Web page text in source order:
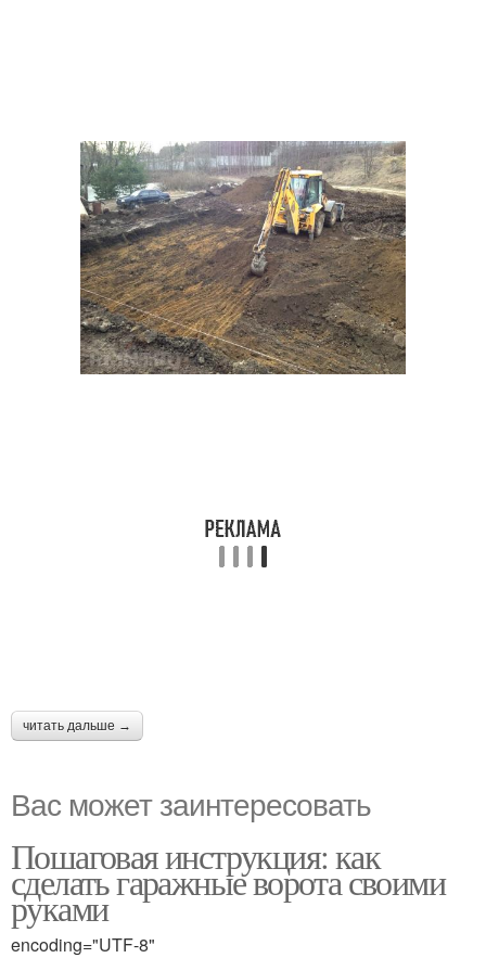
Подготовка под
монолитную плиту
читать дальше →
Вас может заинтересовать
Пошаговая инструкция: как
сделать гаражные ворота своими
руками
encoding="UTF-8"